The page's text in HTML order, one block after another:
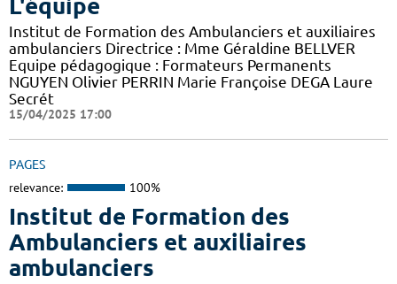
L'équipe
Institut de Formation des Ambulanciers et auxiliaires
ambulanciers Directrice : Mme Géraldine BELLVER
Equipe pédagogique : Formateurs Permanents
NGUYEN Olivier PERRIN Marie Françoise DEGA Laure
Secrét
15/04/2025 17:00
PAGES
relevance: 100%
Institut de Formation des
Ambulanciers et auxiliaires
ambulanciers